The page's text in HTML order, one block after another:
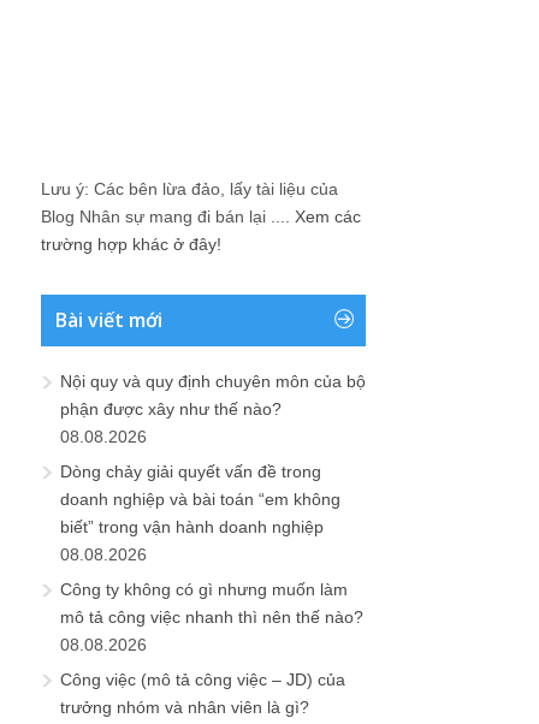
Lưu ý: Các bên lừa đảo, lấy tài liệu của
Blog Nhân sự mang đi bán lại .... Xem các
trường hợp khác ở đây!
Bài viết mới
Nội quy và quy định chuyên môn của bộ
phận được xây như thế nào?
08.08.2026
Dòng chảy giải quyết vấn đề trong
doanh nghiệp và bài toán “em không
biết” trong vận hành doanh nghiệp
08.08.2026
Công ty không có gì nhưng muốn làm
mô tả công việc nhanh thì nên thế nào?
08.08.2026
Công việc (mô tả công việc – JD) của
trưởng nhóm và nhân viên là gì?